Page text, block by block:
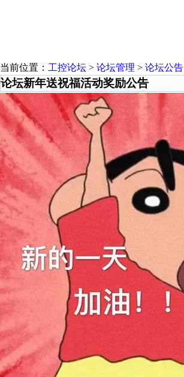
当前位置： 工控论坛 > 论坛管理 > 论坛公告
论坛新年送祝福活动奖励公告